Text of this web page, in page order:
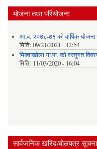
योजना तथा परियोजना
आ.व. २०७८-७९ को वार्षिक
मिति: 09/21/2021 - 12:54
मिक्वाखोला गा.पा. को वस्तुगत
मिति: 11/03/2020 - 16:04
सार्वजनिक खरिद/बोलपत्र सूचना